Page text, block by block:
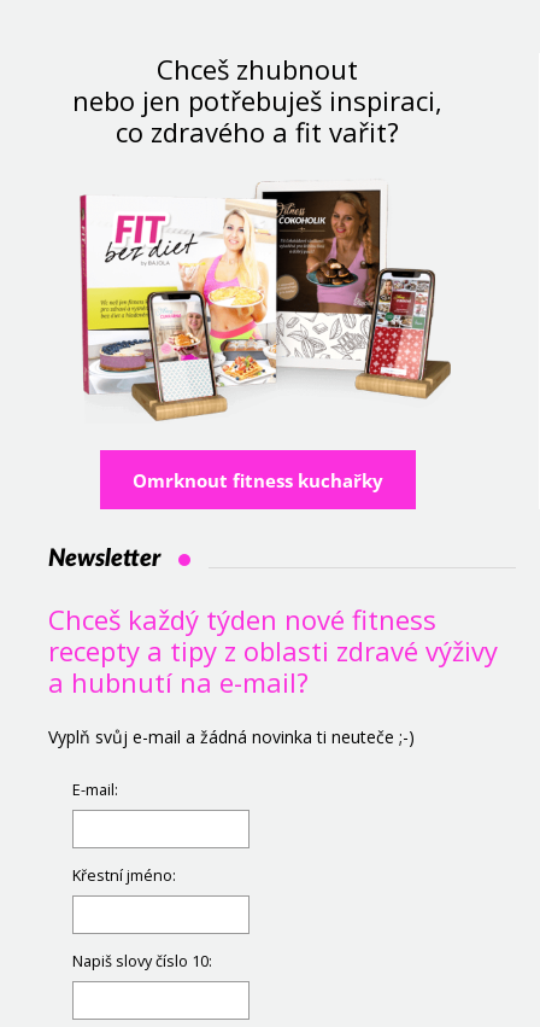
Chceš zhubnout
nebo jen potřebuješ inspiraci,
co zdravého a fit vařit?
Omrknout fitness kuchařky
Newsletter
Chceš každý týden nové fitness
recepty a tipy z oblasti zdravé výživy
a hubnutí na e-mail?
Vyplň svůj e-mail a žádná novinka ti neuteče ;-)
E-mail:
Křestní jméno:
Napiš slovy číslo 10: